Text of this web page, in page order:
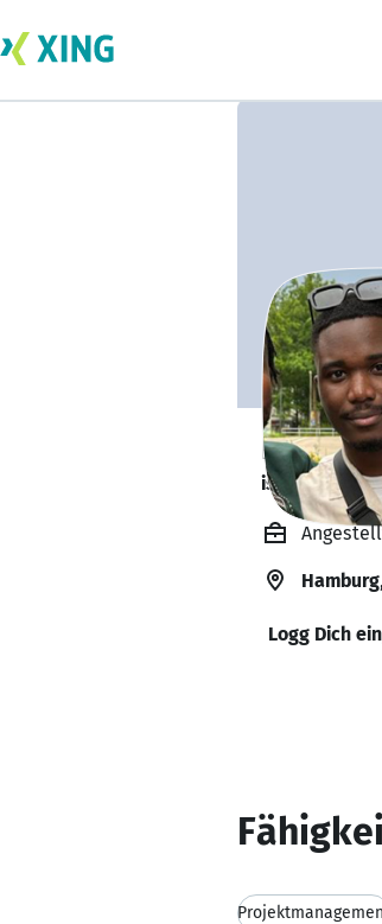
Kaleb
ist kurz vor
Hamburg
Logg Dich